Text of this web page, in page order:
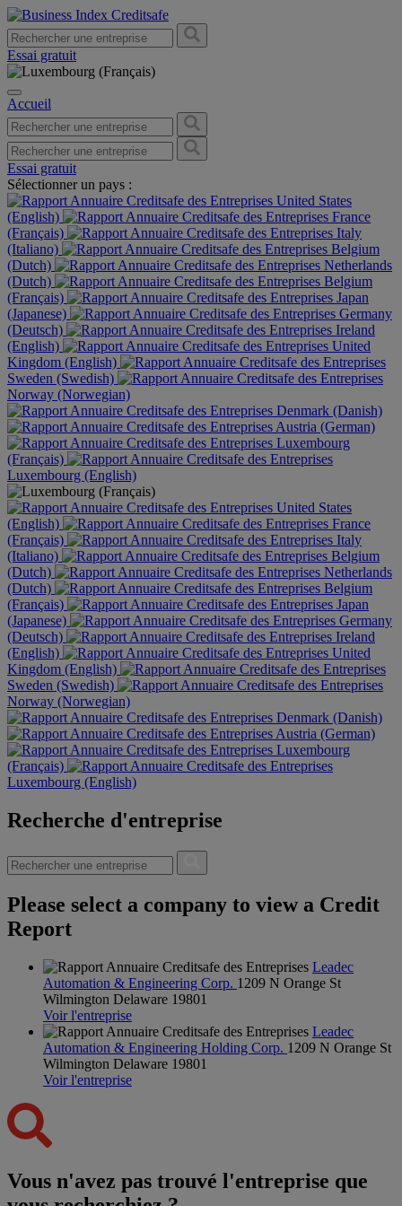
Essai gratuit
Accueil
Essai gratuit
Sélectionner un pays :
United States
(English)
France
(Français)
Italy
(Italiano)
Belgium
(Dutch)
Netherlands
(Dutch)
Belgium
(Français)
Japan
(Japanese)
Germany
(Deutsch)
Ireland
(English)
United
Kingdom (English)
Sweden (Swedish)
Norway (Norwegian)
Denmark (Danish)
Austria (German)
Luxembourg
(Français)
Luxembourg (English)
United States
(English)
France
(Français)
Italy
(Italiano)
Belgium
(Dutch)
Netherlands
(Dutch)
Belgium
(Français)
Japan
(Japanese)
Germany
(Deutsch)
Ireland
(English)
United
Kingdom (English)
Sweden (Swedish)
Norway (Norwegian)
Denmark (Danish)
Austria (German)
Luxembourg
(Français)
Luxembourg (English)
Recherche d'entreprise
Please select a company to view a Credit
Report
Leadec
Automation & Engineering Corp. 1209 N Orange St
Wilmington Delaware 19801
Voir l'entreprise
Leadec
Automation & Engineering Holding Corp. 1209 N Orange St
Wilmington Delaware 19801
Voir l'entreprise
Vous n'avez pas trouvé l'entreprise que